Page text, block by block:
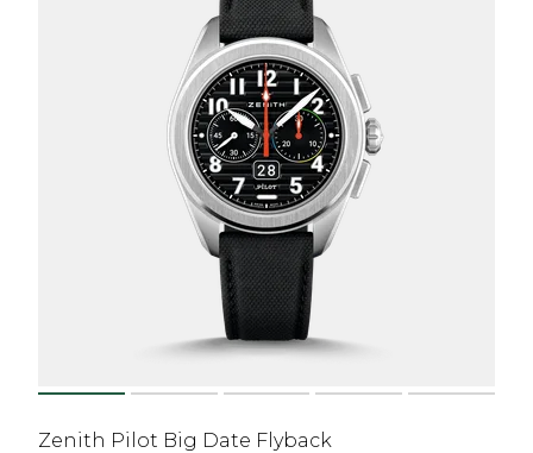
Zenith Pilot Big Date Flyback